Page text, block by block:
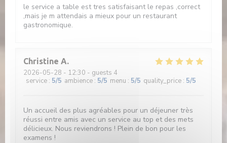
le service a table est tres satisfaisant le repas ,correct
,mais je m attendais a mieux pour un restaurant
gastronomique.
Christine A
2026-05-28 - 12:30 - guests 4
service : 5/5 ambience : 5/5 menu : 5/5 quality_price : 5/5
Un accueil des plus agréables pour un déjeuner très
réussi entre amis avec un service au top et des mets
délicieux. Nous reviendrons ! Plein de bon pour les
examens !